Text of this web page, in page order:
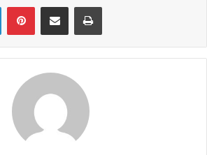
LinkedInPinterestCompartir por correo electrónicoImprimir